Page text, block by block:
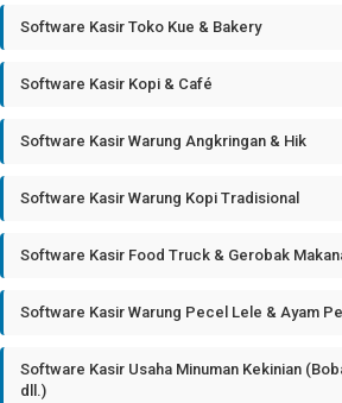
Software Kasir Toko Kue & Bakery
Software Kasir Kopi & Café
Software Kasir Warung Angkringan & Hik
Software Kasir Warung Kopi Tradisional
Software Kasir Food Truck & Gerobak
Software Kasir Warung Pecel Lele & Ayam
Software Kasir Usaha Minuman Kekinian
dll.)